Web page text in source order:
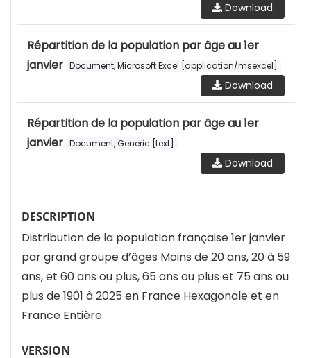
Download
Répartition de la population par âge au 1er
janvier Document, Microsoft Excel [application/msexcel]
Download
Répartition de la population par âge au 1er
janvier Document, Generic [text]
Download
DESCRIPTION
Distribution de la population française 1er janvier
par grand groupe d’âges Moins de 20 ans, 20 à 59
ans, et 60 ans ou plus, 65 ans ou plus et 75 ans ou
plus de 1901 à 2025 en France Hexagonale et en
France Entière.
VERSION